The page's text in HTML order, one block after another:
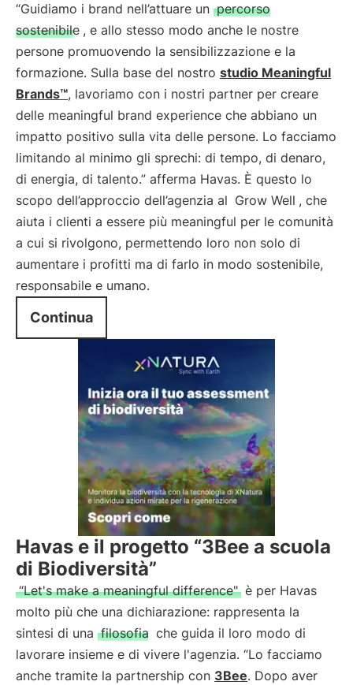
“Guidiamo i brand nell’attuare un percorso
sostenibile , e allo stesso modo anche le nostre
persone promuovendo la sensibilizzazione e la
formazione. Sulla base del nostro studio Meaningful
Brands™, lavoriamo con i nostri partner per creare
delle meaningful brand experience che abbiano un
impatto positivo sulla vita delle persone. Lo facciamo
limitando al minimo gli sprechi: di tempo, di denaro,
di energia, di talento.” afferma Havas. È questo lo
scopo dell’approccio dell’agenzia al Grow Well , che
aiuta i clienti a essere più meaningful per le comunità
a cui si rivolgono, permettendo loro non solo di
aumentare i profitti ma di farlo in modo sostenibile,
responsabile e umano.
Continua
Havas e il progetto “3Bee a scuola
di Biodiversità”
“Let's make a meaningful difference" è per Havas
molto più che una dichiarazione: rappresenta la
sintesi di una filosofia che guida il loro modo di
lavorare insieme e di vivere l'agenzia. “Lo facciamo
anche tramite la partnership con 3Bee. Dopo aver